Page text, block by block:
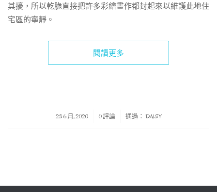
其擾，所以乾脆直接把許多彩繪畫作都封起來以維護此地住
宅區的寧靜。
閱讀更多
23 6 月, 2020
/ 0 評論 通過： DAISY